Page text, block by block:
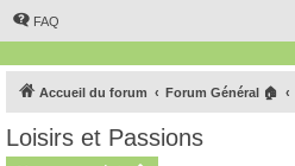
FAQ
Accueil du forum Forum Général 🏠
Loisirs et Passions